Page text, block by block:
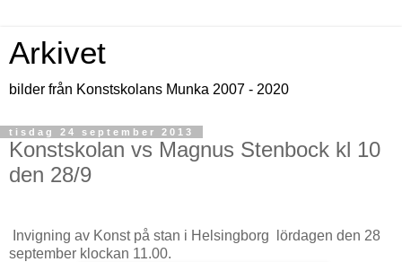
Arkivet
bilder från Konstskolans Munka 2007 - 2020
tisdag 24 september 2013
Konstskolan vs Magnus Stenbock kl 10
den 28/9
Invigning av Konst på stan i Helsingborg lördagen den 28
september klockan 11.00.